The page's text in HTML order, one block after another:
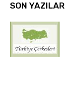
SON YAZILAR